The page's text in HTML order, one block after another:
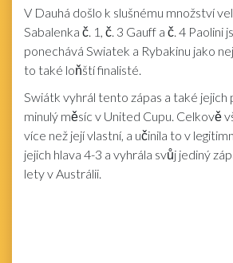
V Dauhá došlo k slušnému množství
Sabalenka č. 1, č. 3 Gauff a č. 4 Paolini
ponechává Swiatek a Rybakinu jako
to také loňští finalisté.
Swiátk vyhrál tento zápas a také jejich
minulý měsíc v United Cupu. Celkově
více než její vlastní, a učinila to v
jejich hlava 4-3 a vyhrála svůj jediný
lety v Austrálii.